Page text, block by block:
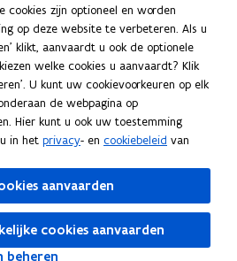
voor Ouders en
in het Basisonderwijs
voor Ouders en
in het Secundair Onderwijs
cookies zijn optioneel en worden
op deze website te verbeteren. Als u
klikt, aanvaardt u ook de optionele
welke cookies u aanvaardt? Klik
U kunt uw cookievoorkeuren op elk
de webpagina op
Hier kunt u ook uw toestemming
in het privacy- en cookiebeleid van
aanvaarden
cookies aanvaarden
beheren